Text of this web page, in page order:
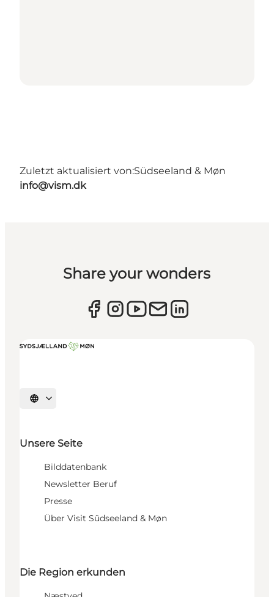
Zuletzt aktualisiert von:Südseeland & Møn
info@vism.dk
Share your wonders
Sprache auswählen
Unsere Seite
Bilddatenbank
Newsletter Beruf
Presse
Über Visit Südseeland & Møn
Die Region erkunden